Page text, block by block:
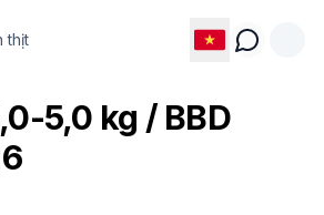
thịt
5,0 kg / BBD